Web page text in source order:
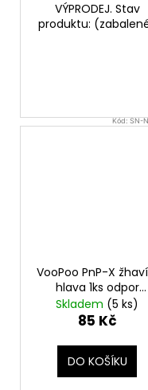
VÝPRODEJ. Stav
produktu:
Kód: SN-
VooPoo PnP-X
hlava 1ks odpor
0,3ohm
Skladem (5 ks)
85 Kč
DO KOŠÍKU